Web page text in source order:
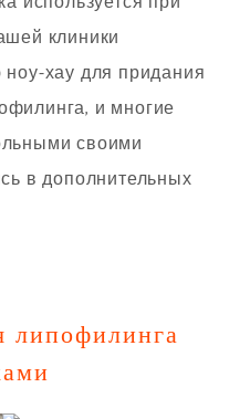
клиники
хау для придания
и многие
своими
в дополнительных
липофилинга